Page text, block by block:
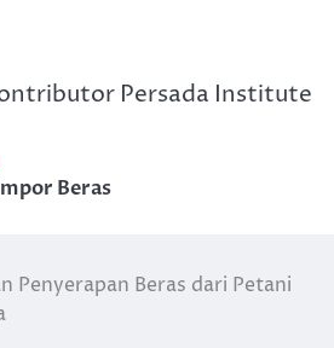
Persada Institute
Beras
Penyerapan Beras dari Petani